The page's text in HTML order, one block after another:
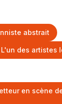
abstrait
des artistes
en scène